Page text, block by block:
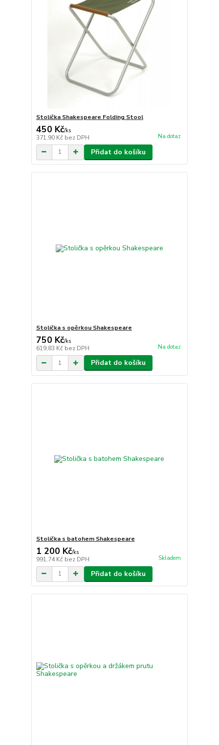
Stolička Shakespeare Folding Stool
450 Kč/ks
371,90 Kč bez DPH Na dotaz
Přidat do košíku
Stolička s opěrkou Shakespeare
750 Kč/ks
619,83 Kč bez DPH Na dotaz
Přidat do košíku
Stolička s batohem Shakespeare
1 200 Kč/ks
991,74 Kč bez DPH Skladem
Přidat do košíku